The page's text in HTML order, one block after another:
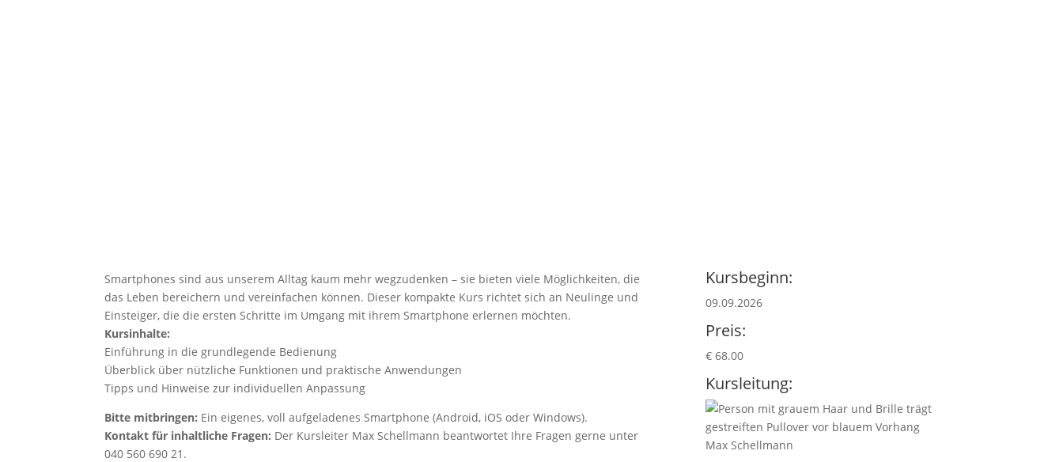
Smartphones sind aus unserem Alltag kaum mehr wegzudenken – sie bieten viele Möglichkeiten, die
das Leben bereichern und vereinfachen können. Dieser kompakte Kurs richtet sich an Neulinge und
Einsteiger, die die ersten Schritte im Umgang mit ihrem Smartphone erlernen möchten.
Kursinhalte:
Einführung in die grundlegende Bedienung
Überblick über nützliche Funktionen und praktische Anwendungen
Tipps und Hinweise zur individuellen Anpassung
Bitte mitbringen: Ein eigenes, voll aufgeladenes Smartphone (Android, iOS oder Windows).
Kontakt für inhaltliche Fragen: Der Kursleiter Max Schellmann beantwortet Ihre Fragen gerne unter
040 560 690 21.
Kursbeginn:
09.09.2026
Preis:
€ 68.00
Kursleitung:
Max Schellmann